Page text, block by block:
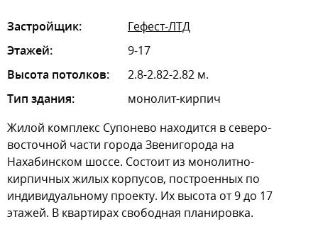
Застройщик:
Гефест-ЛТД
Этажей:
9-17
Высота потолков:
2.8-2.82-2.82 м.
Тип здания:
монолит-кирпич
Жилой комплекс Супонево находится в северо-
восточной части города Звенигорода на
Нахабинском шоссе. Состоит из монолитно-
кирпичных жилых корпусов, построенных по
индивидуальному проекту. Их высота от 9 до 17
этажей. В квартирах свободная планировка.